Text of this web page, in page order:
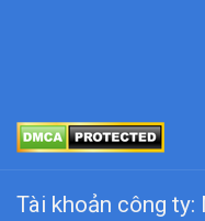
Tài khoản công ty: